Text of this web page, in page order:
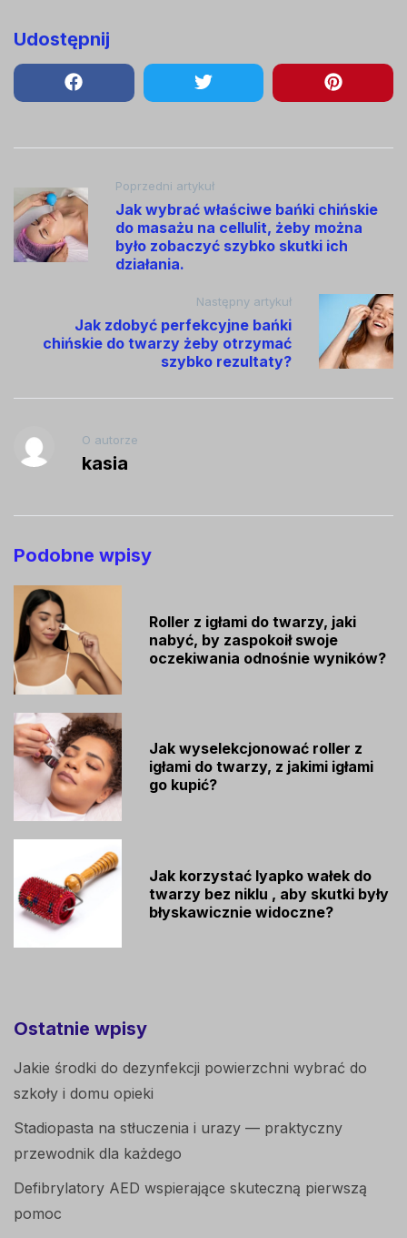
Udostępnij
Nawigacja
wpisu
Poprzedni artykuł
Jak wybrać właściwe bańki chińskie
do masażu na cellulit, żeby można
było zobaczyć szybko skutki ich
działania.
Następny artykuł
Jak zdobyć perfekcyjne bańki
chińskie do twarzy żeby otrzymać
szybko rezultaty?
O autorze
kasia
Podobne wpisy
Roller z igłami do twarzy, jaki
nabyć, by zaspokoił swoje
oczekiwania odnośnie wyników?
Jak wyselekcjonować roller z
igłami do twarzy, z jakimi igłami
go kupić?
Jak korzystać lyapko wałek do
twarzy bez niklu , aby skutki były
błyskawicznie widoczne?
Ostatnie wpisy
Jakie środki do dezynfekcji powierzchni wybrać do
szkoły i domu opieki
Stadiopasta na stłuczenia i urazy — praktyczny
przewodnik dla każdego
Defibrylatory AED wspierające skuteczną pierwszą
pomoc